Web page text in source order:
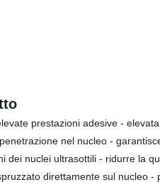
prestazioni adesive -
nel nucleo -
dei nuclei ultrasottili - ridurre la
direttamente sul nucleo